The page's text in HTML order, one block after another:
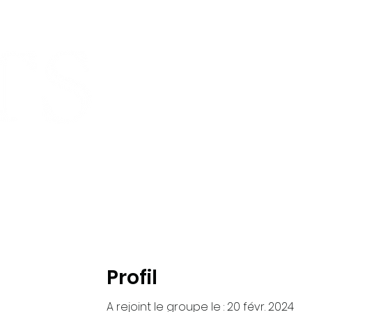
Profil
A rejoint le groupe le : 20 févr. 2024